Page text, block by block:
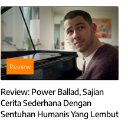
Review
Review: Power Ballad, Sajian
Cerita Sederhana Dengan
Sentuhan Humanis Yang Lembut